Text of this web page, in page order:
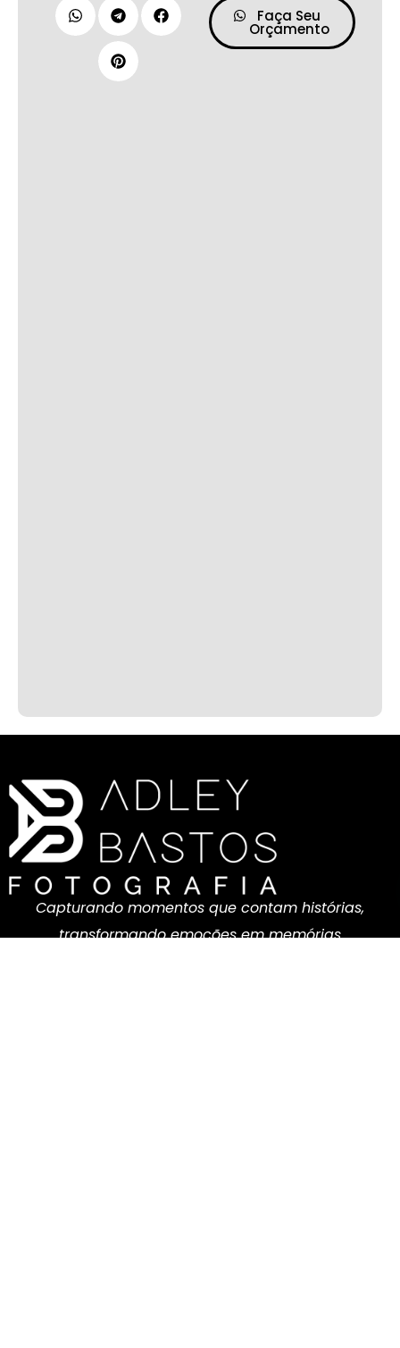
Faça Seu
Orçamento
Capturando momentos que contam histórias,
transformando emoções em memórias